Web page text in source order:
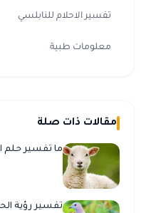
تفسير الاحلام للنابلسي
معلومات طبية
مقالات ذات صلة
ما تفسير حلم
تفسير رؤية